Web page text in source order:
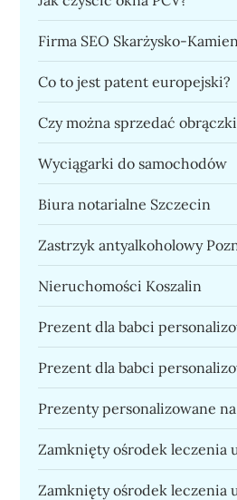
Firma SEO Skarżysko-
Co to jest patent europejski?
Czy można sprzedać
Wyciągarki do samochodów
Biura notarialne Szczecin
Zastrzyk antyalkoholowy
Nieruchomości Koszalin
Prezent dla babci
Prezent dla babci
Prezenty personalizowane
Zamknięty ośrodek leczenia
Zamknięty ośrodek leczenia